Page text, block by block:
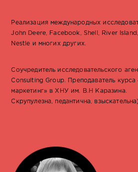
Реализация международных
John Deere, Facebook, Shell, River
Nestle и многих других.
Соучредитель исследовательского
Consulting Group.
Преподаватель
маркетинг» в ХНУ им. В.Н Каразина.
Скрупулезна, педантична,